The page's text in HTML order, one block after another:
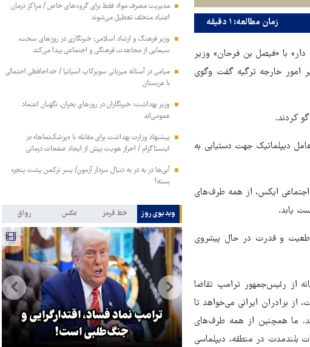
زمان مطالعه: ۱ دقیقه
با «فیصل بن فرحان» وزیر
امور خارجه ترگیه گفت وگوی
کردند.
دیپلماتیک جهت دستیابی به
ایکس، از همه طرف‌های
یابد.
و قدرت در حال پیشروی
از رئیس‌جمهور ترامپ تقاضا
برادران ایرانی می‌خواهد تا
ما همچنین از همه طرف‌های
بلندمدت در منطقه، دیپلماسی
مدیریت مصرف مواد فقط برای گروه‌های خاص / مراکز درمان
اعتیاد متخلف تعطیل می‌شوند
وزیر فرهنگ و ارشاد اسلامی: خبرنگاری در روزهای سخت،
سیمایی از مجاهدت فرهنگی و اجتماعی پیدا می‌کند
میامی در آستانه میزبانی سوپرکاپ اسپانیا / خداحافظی احتمالی
با عربستان
وزیر بهداشت: خبرنگاران در روزهای بحران، نگهبان اعتماد
عمومی‌اند
پیشنهاد وزارت بهداشت برای مقابله با «پزشک‌نماها» در
اینستاگرام / احراز هویت پیش از ایجاد صفحات درمانی
آبی‌ها در به در به دنبال سردار آزمون/ پسر ترکمن پشت پنجره
بسته!
ویدیوی روز خط قرمز عکس رواق
از شروع فرایند نصب
عزاداری در صحن‌های
مطهر امام رضا(ع)
ترامپ نماد فساد، اقتدارگرایی و
جنگ‌طلبی است!